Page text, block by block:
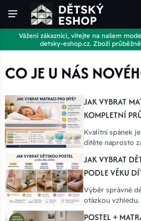
Vážení zákazníci, vítejte na našem
detsky-eshop.cz. Zboží
CO JE U NÁS
JAK VYBRAT
KOMPLETNÍ
RODIČE
Kvalitní spánek
dítěte naprosto
podle věku 10
proto hraje
důležitou roli
odpočinek a
JAK VYBRAT
PODLE VĚKU
PRŮVODCE
Výběr správné
otázkou
tráví přibližně
POSTEL +